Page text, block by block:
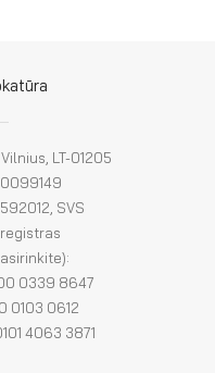
LT-01205
SVS
0339 8647
0103 0612
4063 3871